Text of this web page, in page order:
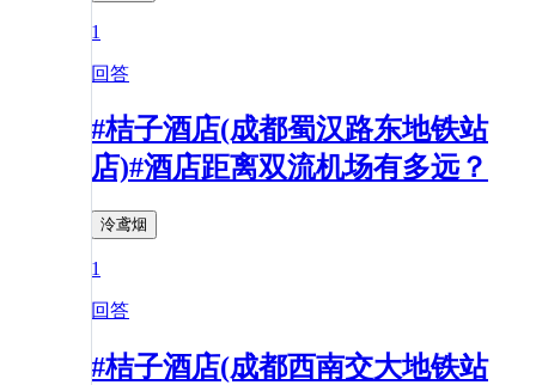
1
回答
#桔子酒店(成都蜀汉路东地铁站
店)#酒店距离双流机场有多远？
泠鸢烟
1
回答
#桔子酒店(成都西南交大地铁站